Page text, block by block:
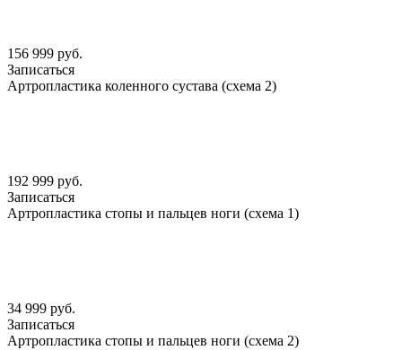
156 999 руб.
Записаться
Артропластика коленного сустава (схема 2)
192 999 руб.
Записаться
Артропластика стопы и пальцев ноги (схема 1)
34 999 руб.
Записаться
Артропластика стопы и пальцев ноги (схема 2)